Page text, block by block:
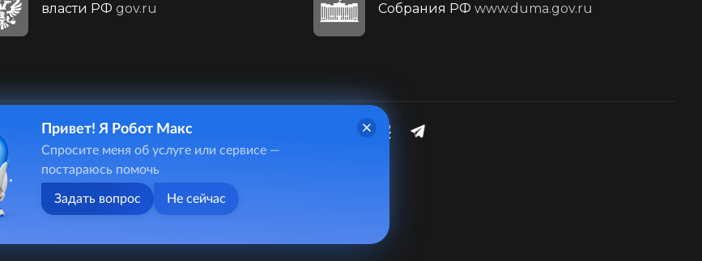
власти РФ gov.ru
Собрания РФ www.duma.gov.ru
410031, г. Саратов, ул. Первомайская, д. 78
+7(8452)26-02-49
Привет! Я Робот Макс
Спросите меня об услуге или сервисе —
постараюсь помочь
Задать вопрос Не сейчас